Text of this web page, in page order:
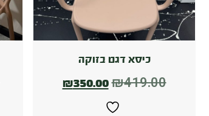
כיסא דגם בזוקה
₪419.00
₪350.00